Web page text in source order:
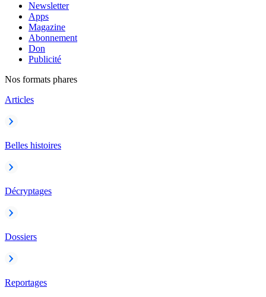
Newsletter
Apps
Magazine
Abonnement
Don
Publicité
Nos formats phares
Articles
Belles histoires
Décryptages
Dossiers
Reportages